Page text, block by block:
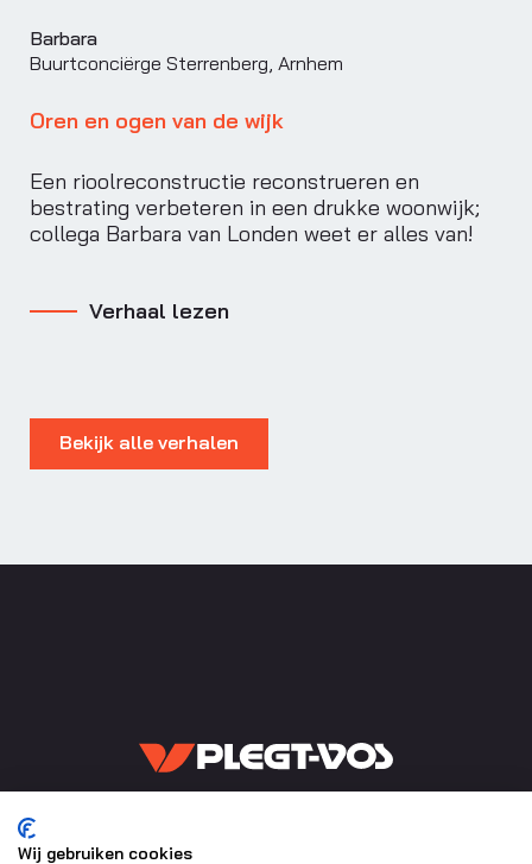
Barbara
Buurtconciërge Sterrenberg, Arnhem
Oren en ogen van de wijk
Een rioolreconstructie reconstrueren en
bestrating verbeteren in een drukke woonwijk;
collega Barbara van Londen weet er alles van!
Verhaal lezen
Bekijk alle verhalen
Wij gebruiken cookies